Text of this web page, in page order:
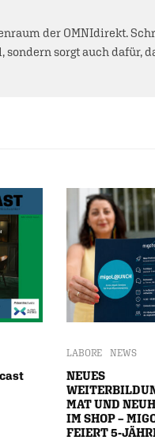
der OMNIdirekt.
sorgt auch dafür,
LABORE NEWS
NEUES
MAT UND
IM SHOP –
FEIERT 5-